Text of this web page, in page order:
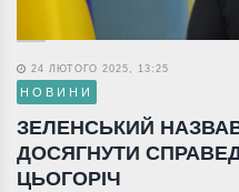
24 ЛЮТОГО 2025, 13:25
НОВИНИ
ЗЕЛЕНСЬКИЙ
ДОСЯГНУТИ
ЦЬОГОРІЧ